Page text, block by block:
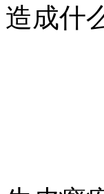
造成什